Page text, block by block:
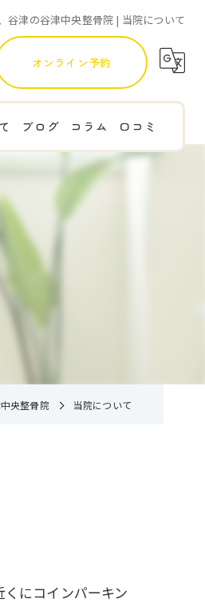
谷津の谷津中央整骨院 | 当院について
オンライン予約
ブログ コラム 口コミ
央整骨院 当院について
にコインパーキン